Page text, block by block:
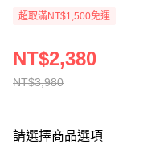
超取滿NT$1,500免運
NT$3,980
NT$2,380
請選擇商品選項